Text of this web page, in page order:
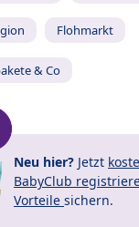
Flohmarkt
& Co
Neu hier? Jetzt
BabyClub
Vorteile sichern.